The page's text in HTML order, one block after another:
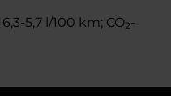
5,7 l/100 km; CO2-